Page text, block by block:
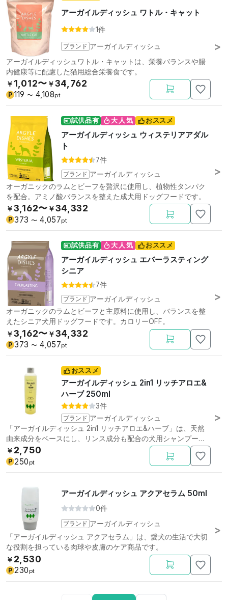
アーガイルディッシュ ワトル・キャット
1件
ブランド アーガイルディッシュ
アーガイルディッシュワトル・キャットは、栄養バランスや腸
内健康等に配慮した猫用総合栄養食です。
￥ 1,012〜 ￥34,762
P 119 〜 4,108pt
試供品有 大人気 おススメ
アーガイルディッシュ ウィステリアアダル
ト
7件
ブランド アーガイルディッシュ
オーガニックのラムとビーフを贅沢に使用し、植物性タンパク
を配合。アミノ酸バランスを整えた成犬用ドッグフードです。
￥3,162〜 ￥34,332
P 373 〜 4,057pt
試供品有 大人気 おススメ
アーガイルディッシュ エバーラスティング
シニア
7件
ブランド アーガイルディッシュ
オーガニックのラムとビーフと主原料に使用し、バランスを整
えたシニア犬用ドッグフードです。カロリーOFF。
￥3,162〜 ￥34,332
P 373 〜 4,057pt
おススメ
アーガイルディッシュ 2in1 リッチアロエ&
ハーブ 250ml
3件
ブランド アーガイルディッシュ
「アーガイルディッシュ 2in1 リッチアロエ&ハーブ」は、天然
由来成分をベースにし、リンス成分も配合の犬用シャンプーで
す。
￥ 2,750
P 250 pt
アーガイルディッシュ アクアセラム 50ml
0件
ブランド アーガイルディッシュ
「アーガイルディッシュ アクアセラム」は、愛犬の生活で大切
な役割を担っている肉球や皮膚のケア商品です。
￥ 2,530
P 230 pt